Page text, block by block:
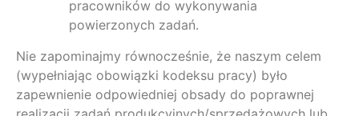
pracowników do wykonywania
powierzonych zadań.
Nie zapominajmy równocześnie, że naszym celem
(wypełniając obowiązki kodeksu pracy) było
zapewnienie odpowiedniej obsady do poprawnej